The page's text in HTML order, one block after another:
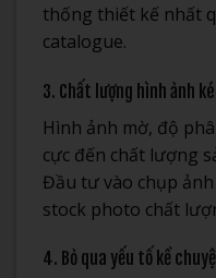
thống thiết kế nhất
catalogue.
3. Chất lượng hình ảnh
Hình ảnh mờ, độ
cực đến chất lượng
Đầu tư vào chụp
stock photo chất
4. Bỏ qua yếu tố kể